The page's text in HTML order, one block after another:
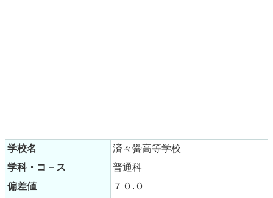
学校名
済々黌高等学校
学科・コ－ス
普通科
偏差値
７０.０